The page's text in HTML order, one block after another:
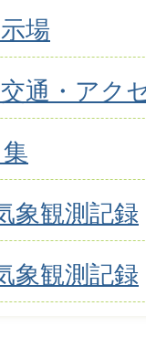
場
通・アク
象観測記録
象観測記録